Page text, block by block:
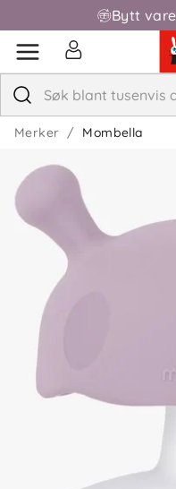
ByttFri
Merker Mombella
Anmeldelser (17)
K
skylle denne
støv og hår som måtte
for kløende munn eller
Nicole B